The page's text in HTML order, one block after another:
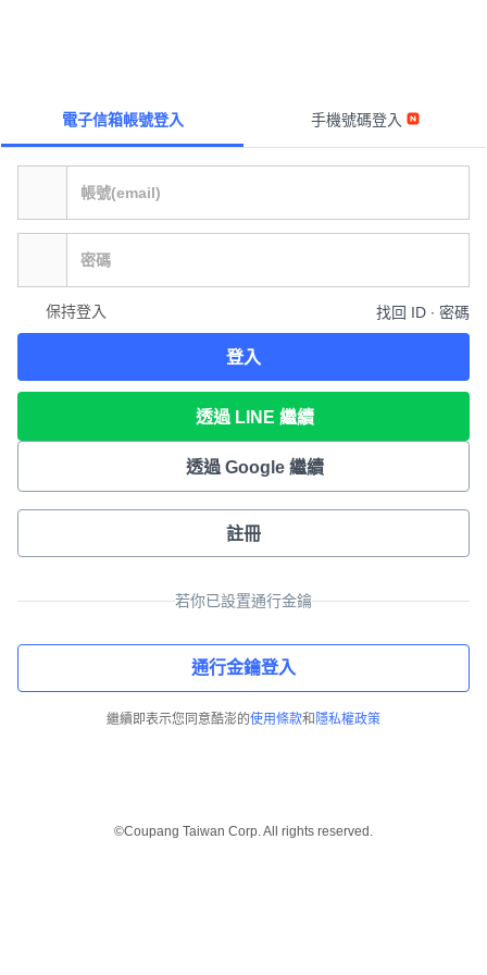
電子信箱帳號登入 手機號碼登入
保持登入 找回 ID ∙ 密碼
登入
透過 LINE 繼續
透過 Google 繼續
註冊
若你已設置通行金鑰
通行金鑰登入
繼續即表示您同意酷澎的使用條款和 隱私權政策
©Coupang Taiwan Corp. All rights reserved.